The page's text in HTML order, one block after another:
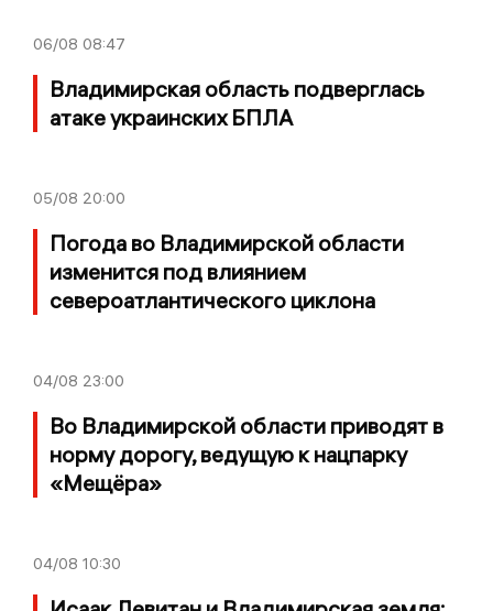
06/08 08:47
Владимирская область подверглась
атаке украинских БПЛА
05/08 20:00
Погода во Владимирской области
изменится под влиянием
североатлантического циклона
04/08 23:00
Во Владимирской области приводят в
норму дорогу, ведущую к нацпарку
«Мещёра»
04/08 10:30